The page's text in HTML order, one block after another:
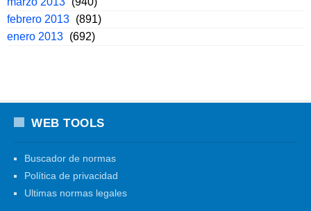
febrero 2013 (891)
enero 2013 (692)
WEB TOOLS
Buscador de normas
Política de privacidad
Ultimas normas legales